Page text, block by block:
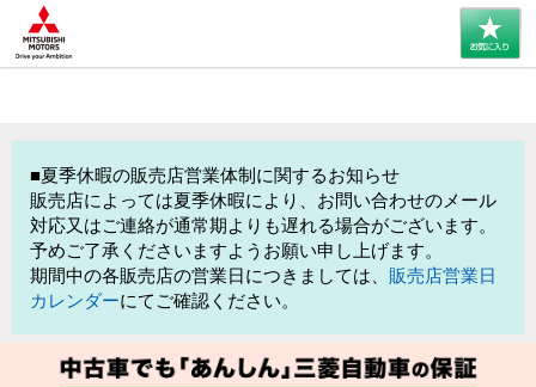
■夏季休暇の販売店営業体制に関するお知らせ
販売店によっては夏季休暇により、お問い合わせのメール
対応又はご連絡が通常期よりも遅れる場合がございます。
予めご了承くださいますようお願い申し上げます。
期間中の各販売店の営業日につきましては、 販売店営業日
カレンダーにてご確認ください。